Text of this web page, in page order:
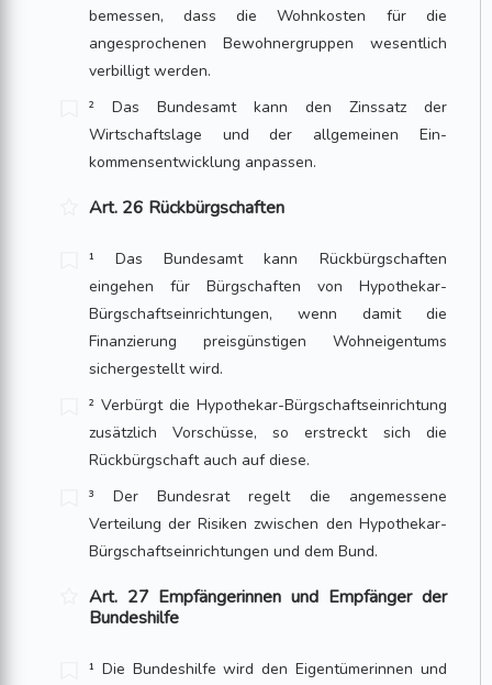
bemessen, dass die Wohnkosten für die
angesprochenen Bewohnergruppen wesentlich
verbilligt werden.
² Das Bundesamt kann den Zinssatz der
Wirtschaftslage und der allgemeinen Ein­
kommensentwicklung anpassen.
Art. 26 Rückbürgschaften
¹ Das Bundesamt kann Rückbürgschaften
eingehen für Bürgschaften von Hypothe­kar-
Bürgschaftseinrichtungen, wenn damit die
Finanzierung preisgünstigen Wohn­eigentums
sichergestellt wird.
² Verbürgt die Hypothekar-Bürgschaftseinrichtung
zusätzlich Vorschüsse, so erstreckt sich die
Rückbürgschaft auch auf diese.
³ Der Bundesrat regelt die angemessene
Verteilung der Risiken zwischen den Hypothekar-
Bürgschaftseinrichtungen und dem Bund.
Art. 27 Empfängerinnen und Empfänger der
Bundeshilfe
¹ Die Bundeshilfe wird den Eigentümerinnen und